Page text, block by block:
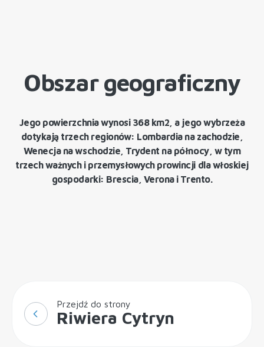
Obszar geograficzny
Jego powierzchnia wynosi 368 km2, a jego wybrzeża
dotykają trzech regionów: Lombardia na zachodzie,
Wenecja na wschodzie, Trydent na północy, w tym
trzech ważnych i przemysłowych prowincji dla włoskiej
gospodarki: Brescia, Verona i Trento.
Przejdź do strony
Riwiera Cytryn